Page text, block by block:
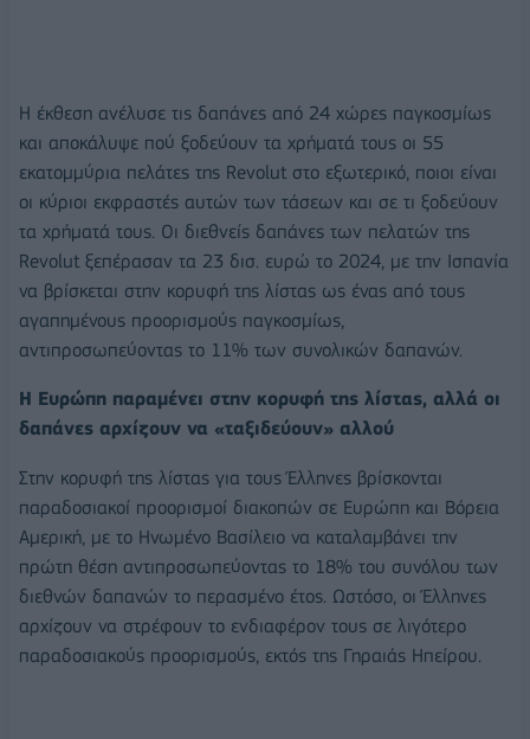
Η έκθεση ανέλυσε τις δαπάνες από 24 χώρες παγκοσμίως
και αποκάλυψε πού ξοδεύουν τα χρήματά τους οι 55
εκατομμύρια πελάτες της Revolut στο εξωτερικό, ποιοι είναι
οι κύριοι εκφραστές αυτών των τάσεων και σε τι ξοδεύουν
τα χρήματά τους. Οι διεθνείς δαπάνες των πελατών της
Revolut ξεπέρασαν τα 23 δισ. ευρώ το 2024, με την Ισπανία
να βρίσκεται στην κορυφή της λίστας ως ένας από τους
αγαπημένους προορισμούς παγκοσμίως,
αντιπροσωπεύοντας το 11% των συνολικών δαπανών.
Η Ευρώπη παραμένει στην κορυφή της λίστας, αλλά οι
δαπάνες αρχίζουν να «ταξιδεύουν» αλλού
Στην κορυφή της λίστας για τους Έλληνες βρίσκονται
παραδοσιακοί προορισμοί διακοπών σε Ευρώπη και Βόρεια
Αμερική, με το Ηνωμένο Βασίλειο να καταλαμβάνει την
πρώτη θέση αντιπροσωπεύοντας το 18% του συνόλου των
διεθνών δαπανών το περασμένο έτος. Ωστόσο, οι Έλληνες
αρχίζουν να στρέφουν το ενδιαφέρον τους σε λιγότερο
παραδοσιακούς προορισμούς, εκτός της Γηραιάς Ηπείρου.